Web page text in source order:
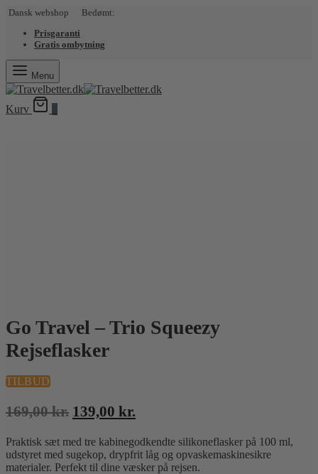
Dansk webshop Bedømt:
Prisgaranti
Gratis ombytning
Menu
Kurv
Go Travel – Trio Squeezy
Rejseflasker
TILBUD
169,00kr. Den
pris
var:
139,00 kr.
pris
er:
Praktisk sæt med tre kabinegodkendte silikoneflasker på 100 ml,
udstyret med sugekop, drypfrit låg og opvaskemaskinesikre
materialer. Perfekt til dine væsker på rejsen.